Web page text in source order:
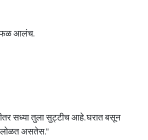
आलंच.
सध्या तुला सुट्टीच आहे. घरात बसून
लोळत असतेस."